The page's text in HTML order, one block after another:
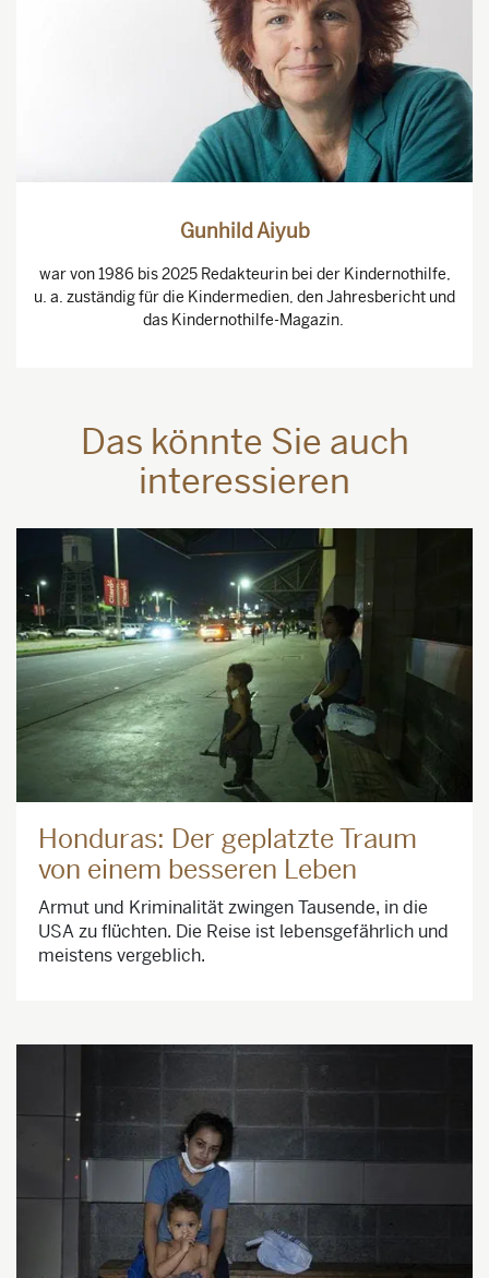
Gunhild Aiyub
war von 1986 bis 2025 Redakteurin bei der Kindernothilfe,
u. a. zuständig für die Kindermedien, den Jahresbericht und
das Kindernothilfe-Magazin.
Das könnte Sie auch
interessieren
Honduras: Der geplatzte Traum
von einem besseren Leben
Armut und Kriminalität zwingen Tausende, in die
USA zu flüchten. Die Reise ist lebensgefährlich und
meistens vergeblich.